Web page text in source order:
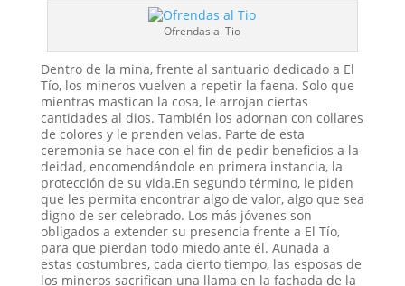
Ofrendas al Tio
Dentro de la mina, frente al santuario dedicado a El
Tío, los mineros vuelven a repetir la faena. Solo que
mientras mastican la cosa, le arrojan ciertas
cantidades al dios. También los adornan con collares
de colores y le prenden velas. Parte de esta
ceremonia se hace con el fin de pedir beneficios a la
deidad, encomendándole en primera instancia, la
protección de su vida.En segundo término, le piden
que les permita encontrar algo de valor, algo que sea
digno de ser celebrado. Los más jóvenes son
obligados a extender su presencia frente a El Tío,
para que pierdan todo miedo ante él. Aunada a
estas costumbres, cada cierto tiempo, las esposas de
los mineros sacrifican una llama en la fachada de la